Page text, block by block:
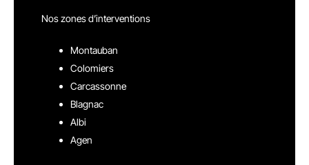
Nos zones d’interventions
Montauban
Colomiers
Carcassonne
Blagnac
Albi
Agen